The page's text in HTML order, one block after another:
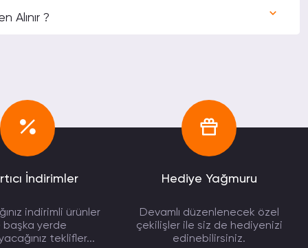
Alınır ?
İndirimler
indirimli ürünler
başka yerde
teklifler...
Hediye Yağmuru
Devamlı düzenlenecek özel
çekilişler ile siz de hediyenizi
edinebilirsiniz.